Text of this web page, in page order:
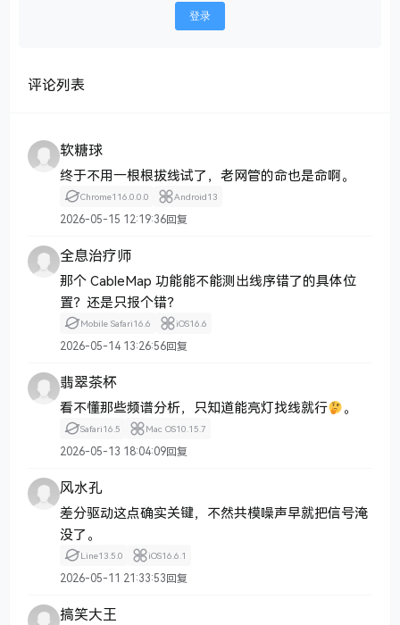
登录
评论列表
软糖球
终于不用一根根拔线试了，老网管的命也是命啊。
Chrome116.0.0.0 Android13
2026-05-15 12:19:36回复
全息治疗师
那个 CableMap 功能能不能测出线序错了的具体位
置？还是只报个错？
Mobile Safari16.6 iOS16.6
2026-05-14 13:26:56回复
翡翠茶杯
看不懂那些频谱分析，只知道能亮灯找线就行 。
Safari16.5 Mac OS10.15.7
2026-05-13 18:04:09回复
风水孔
差分驱动这点确实关键，不然共模噪声早就把信号淹
没了。
Line13.5.0 iOS16.6.1
2026-05-11 21:33:53回复
搞笑大王